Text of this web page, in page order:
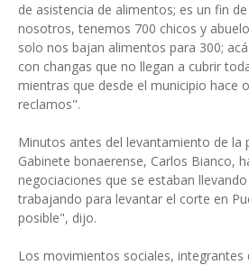
de asistencia de alimentos; es un fin
nosotros, tenemos 700 chicos y
solo nos bajan alimentos para 300;
con changas que no llegan a cubrir
mientras que desde el municipio hace
reclamos".
Minutos antes del levantamiento de la
Gabinete bonaerense, Carlos Bianco,
negociaciones que se estaban
trabajando para levantar el corte en
posible", dijo.
Los movimientos sociales, integrantes